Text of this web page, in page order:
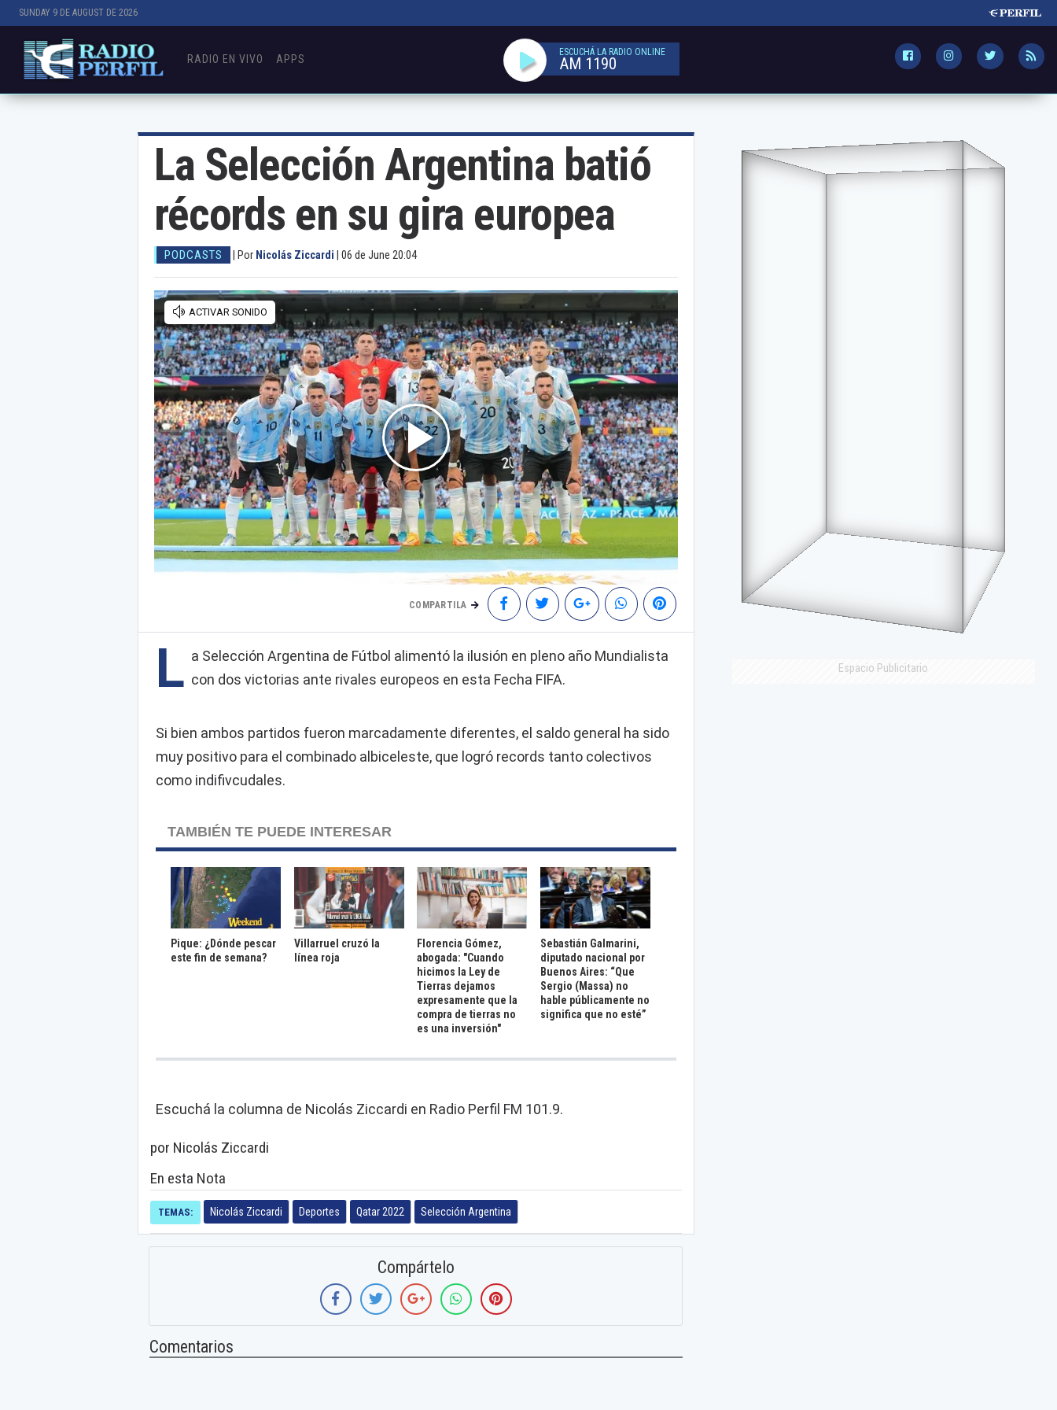
SUNDAY 9 DE AUGUST DE 2026
RADIO EN VIVO APPS
ESCUCHÁ LA RADIO ONLINE
AM 1190
La Selección Argentina batió
récords en su gira europea
PODCASTS Por Nicolás Ziccardi 06 de June 20:04
COMPARTILA
L a Selección Argentina de Fútbol alimentó la ilusión en pleno año Mundialista
con dos victorias ante rivales europeos en esta Fecha FIFA.
Si bien ambos partidos fueron marcadamente diferentes, el saldo general ha sido
muy positivo para el combinado albiceleste, que logró records tanto colectivos
como indifivcudales.
TAMBIÉN TE PUEDE INTERESAR
Pique: ¿Dónde pescar
este fin de semana?
Villarruel cruzó la
línea roja
Florencia Gómez,
abogada: "Cuando
hicimos la Ley de
Tierras dejamos
expresamente que la
compra de tierras no
es una inversión"
Sebastián Galmarini,
diputado nacional por
Buenos Aires: “Que
Sergio (Massa) no
hable públicamente no
significa que no esté”
Escuchá la columna de Nicolás Ziccardi en Radio Perfil FM 101.9.
por Nicolás Ziccardi
En esta Nota
TEMAS: Nicolás Ziccardi Deportes Qatar 2022 Selección Argentina
Compártelo
Comentarios
Espacio Publicitario